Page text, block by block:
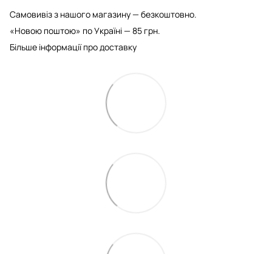
Самовивіз з нашого магазину — безкоштовно.
«Новою поштою» по Україні — 85 грн.
Більше інформації про доставку